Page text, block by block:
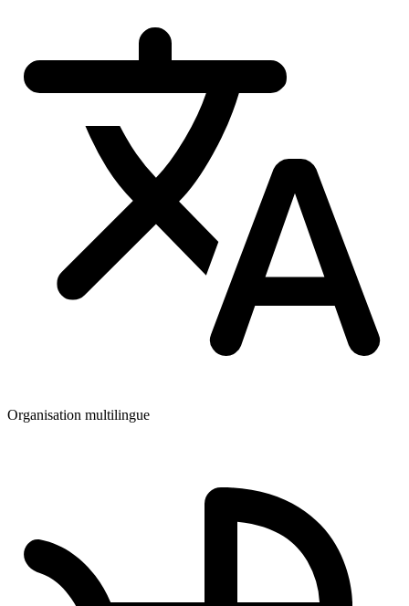
Organisation multilingue